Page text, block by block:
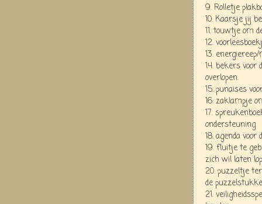
9. Rolletje
10. Kaarsje jij
11. touwtje om
12.
13.
14. bekers voor
overlopen.
15. punaises
16. zaklampje
17.
ondersteuning
18. agenda
19. fluitje te
zich wil laten
20. puzzeltje
de
21.